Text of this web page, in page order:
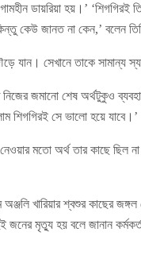
ডায়রিয়া হয়।’ ‘শিগগিরই
কেউ জানত না কেন,’ বলেন
যান। সেখানে তাকে সামান্য
জমানো শেষ অর্থটুকুও
শিগগিরই সে ভালো হয়ে যাবে।’
মতো অর্থ তার কাছে ছিল
খারিয়ার শ্বশুর কাছের
জনের মৃত্যু হয় বলে জানান